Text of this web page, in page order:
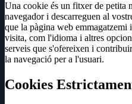
Una cookie és un fitxer de petita
navegador i descarreguen al
que la pàgina web
visita, com l'idioma i altres
serveis que s'ofereixen i
la navegació per a l'usuari.
Cookies